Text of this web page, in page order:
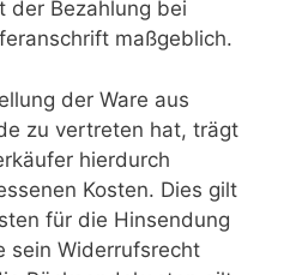
der Bezahlung bei
maßgeblich.
der Ware aus
zu vertreten hat, trägt
hierdurch
Kosten. Dies gilt
für die Hinsendung
sein Widerrufsrecht